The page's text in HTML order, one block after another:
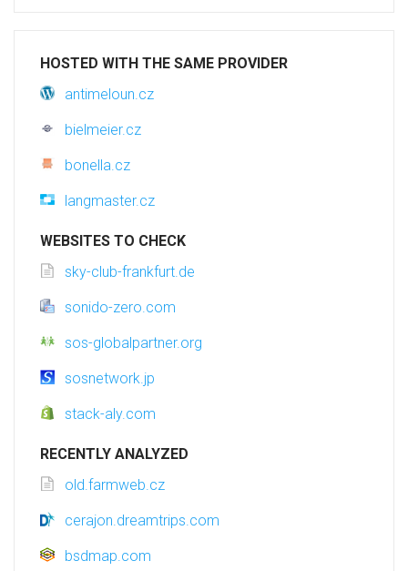
HOSTED WITH THE SAME PROVIDER
antimeloun.cz
bielmeier.cz
bonella.cz
langmaster.cz
WEBSITES TO CHECK
sky-club-frankfurt.de
sonido-zero.com
sos-globalpartner.org
sosnetwork.jp
stack-aly.com
RECENTLY ANALYZED
old.farmweb.cz
cerajon.dreamtrips.com
bsdmap.com